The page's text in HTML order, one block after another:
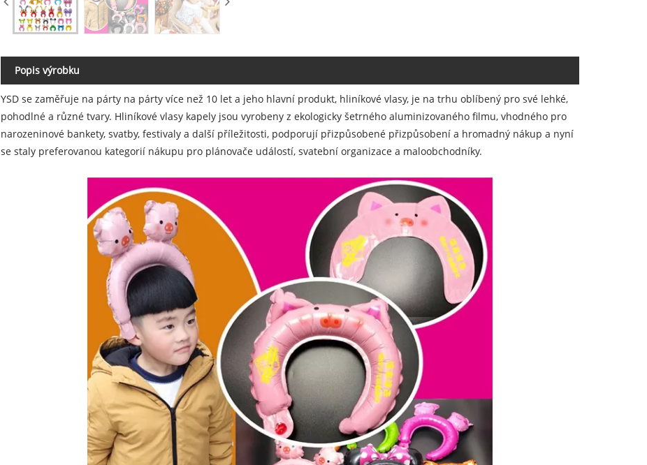
Popis výrobku
YSD se zaměřuje na párty na párty více než 10 let a jeho hlavní produkt, hliníkové vlasy, je na trhu oblíbený pro své lehké,
pohodlné a různé tvary. Hliníkové vlasy kapely jsou vyrobeny z ekologicky šetrného aluminizovaného filmu, vhodného pro
narozeninové bankety, svatby, festivaly a další příležitosti, podporují přizpůsobené přizpůsobení a hromadný nákup a nyní
se staly preferovanou kategorií nákupu pro plánovače událostí, svatební organizace a maloobchodníky.